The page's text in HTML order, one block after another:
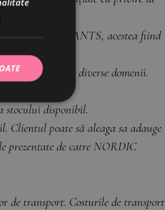
RESTAURANTS, acestea fiind
specialisti din diverse domenii.
stocului disponibil.
poate să aleaga sa adauge
prezentate de catre NORDIC
de transport. Costurile de transport